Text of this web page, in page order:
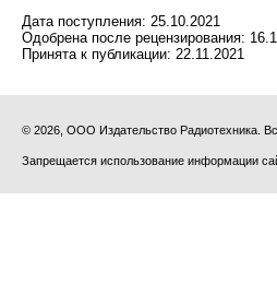
Дата поступления: 25.10.2021
Одобрена после рецензирования:
Принята к публикации: 22.11.2021
© 2026, ООО Издательство Радиотехника.
Запрещается использование информации